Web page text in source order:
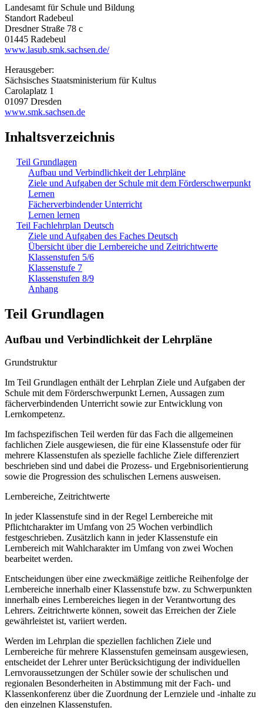
Landesamt für Schule und Bildung
Standort Radebeul
Dresdner Straße 78 c
01445 Radebeul
www.lasub.smk.sachsen.de/
Herausgeber:
Sächsisches Staatsministerium für Kultus
Carolaplatz 1
01097 Dresden
www.smk.sachsen.de
Inhaltsverzeichnis
Teil Grundlagen
Aufbau und Verbindlichkeit der Lehrpläne
Ziele und Aufgaben der Schule mit dem Förderschwerpunkt
Lernen
Fächerverbindender Unterricht
Lernen lernen
Teil Fachlehrplan Deutsch
Ziele und Aufgaben des Faches Deutsch
Übersicht über die Lernbereiche und Zeitrichtwerte
Klassenstufen 5/6
Klassenstufe 7
Klassenstufen 8/9
Anhang
Teil Grundlagen
Aufbau und Verbindlichkeit der Lehrpläne
Grundstruktur
Im Teil Grundlagen enthält der Lehrplan Ziele und Aufgaben der
Schule mit dem Förderschwerpunkt Lernen, Aussagen zum
fächerverbindenden Unterricht sowie zur Entwicklung von
Lernkompetenz.
Im fachspezifischen Teil werden für das Fach die allgemeinen
fachlichen Ziele ausgewiesen, die für eine Klassenstufe oder für
mehrere Klassenstufen als spezielle fachliche Ziele differenziert
beschrieben sind und dabei die Prozess- und Ergebnisorientierung
sowie die Progression des schulischen Lernens ausweisen.
Lernbereiche, Zeitrichtwerte
In jeder Klassenstufe sind in der Regel Lernbereiche mit
Pflichtcharakter im Umfang von 25 Wochen verbindlich
festgeschrieben. Zusätzlich kann in jeder Klassenstufe ein
Lernbereich mit Wahlcharakter im Umfang von zwei Wochen
bearbeitet werden.
Entscheidungen über eine zweckmäßige zeitliche Reihenfolge der
Lernbereiche innerhalb einer Klassenstufe bzw. zu Schwerpunkten
innerhalb eines Lernbereiches liegen in der Verantwortung des
Lehrers. Zeitrichtwerte können, soweit das Erreichen der Ziele
gewährleistet ist, variiert werden.
Werden im Lehrplan die speziellen fachlichen Ziele und
Lernbereiche für mehrere Klassenstufen gemeinsam ausgewiesen,
entscheidet der Lehrer unter Berücksichtigung der individuellen
Lernvoraussetzungen der Schüler sowie der schulischen und
regionalen Besonderheiten in Abstimmung mit der Fach- und
Klassenkonferenz über die Zuordnung der Lernziele und -inhalte zu
den einzelnen Klassenstufen.